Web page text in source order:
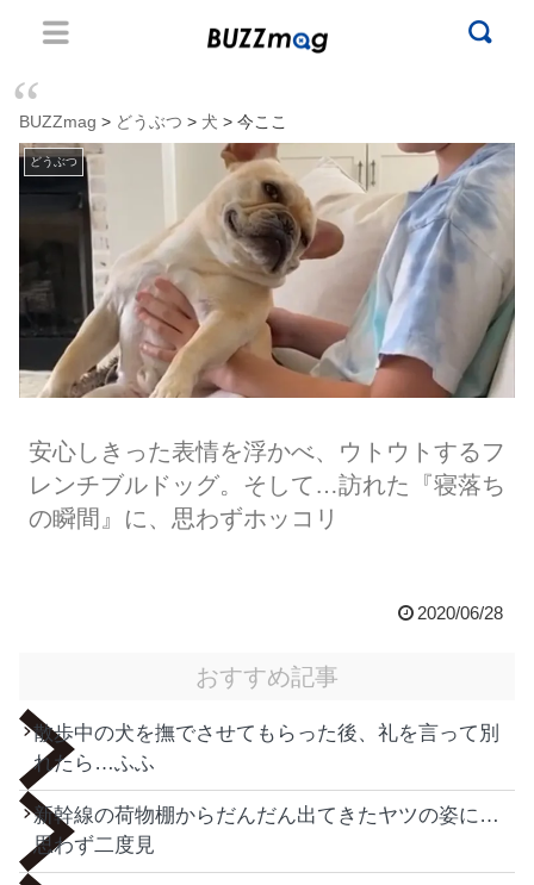
BUZZmag > どうぶつ > 犬 > 今ここ
どうぶつ
安心しきった表情を浮かべ、ウトウトするフ
レンチブルドッグ。そして…訪れた『寝落ち
の瞬間』に、思わずホッコリ
2020/06/28
おすすめ記事
散歩中の犬を撫でさせてもらった後、礼を言って別
れたら…ふふ
新幹線の荷物棚からだんだん出てきたヤツの姿に…
思わず二度見